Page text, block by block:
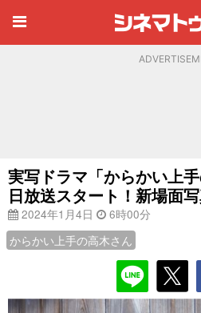
実写ドラマ「からかい上
日放送スタート！新場面
2024年1月4日
6時00分
からかい上手の高木さん